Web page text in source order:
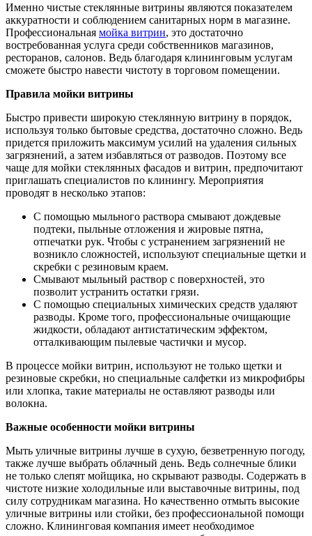
Именно чистые стеклянные витрины являются показателем
аккуратности и соблюдением санитарных норм в магазине.
Профессиональная мойка витрин, это достаточно
востребованная услуга среди собственников магазинов,
ресторанов, салонов. Ведь благодаря клининговым услугам
сможете быстро навести чистоту в торговом помещении.
Правила мойки витрины
Быстро привести широкую стеклянную витрину в порядок,
используя только бытовые средства, достаточно сложно. Ведь
придется приложить максимум усилий на удаления сильных
загрязнений, а затем избавляться от разводов. Поэтому все
чаще для мойки стеклянных фасадов и витрин, предпочитают
приглашать специалистов по клинингу. Мероприятия
проводят в несколько этапов:
С помощью мыльного раствора смывают дождевые
подтеки, пыльные отложения и жировые пятна,
отпечатки рук. Чтобы с устранением загрязнений не
возникло сложностей, используют специальные щетки и
скребки с резиновым краем.
Смывают мыльный раствор с поверхностей, это
позволит устранить остатки грязи.
С помощью специальных химических средств удаляют
разводы. Кроме того, профессиональные очищающие
жидкости, обладают антистатическим эффектом,
отталкивающим пылевые частички и мусор.
В процессе мойки витрин, используют не только щетки и
резиновые скребки, но специальные салфетки из микрофибры
или хлопка, такие материалы не оставляют разводы или
волокна.
Важные особенности мойки витрины
Мыть уличные витрины лучше в сухую, безветренную погоду,
также лучше выбрать облачный день. Ведь солнечные блики
не только слепят мойщика, но скрывают разводы. Содержать в
чистоте низкие холодильные или выставочные витрины, под
силу сотрудникам магазина. Но качественно отмыть высокие
уличные витрины или стойки, без профессиональной помощи
сложно. Клининговая компания имеет необходимое